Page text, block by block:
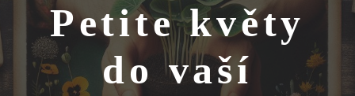
Petite květy
do vaší